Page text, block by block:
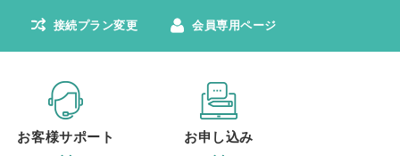
お客様サポート お申し込み
接続プラン変更 会員専用ページ